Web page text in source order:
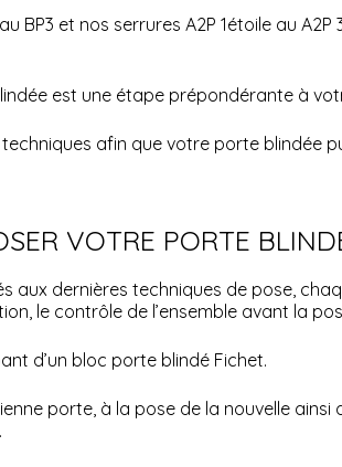
BP3 et nos serrures A2P 1étoile au
est une étape prépondérante à
afin que votre porte blindée
VOTRE PORTE
aux dernières techniques de pose,
le contrôle de l’ensemble avant la
d’un bloc porte blindé Fichet.
porte, à la pose de la nouvelle